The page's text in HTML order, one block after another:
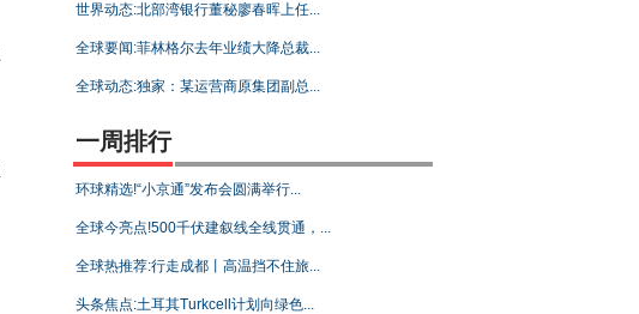
世界动态:北部湾银行董秘廖春晖上任...
全球要闻:菲林格尔去年业绩大降总裁...
全球动态:独家：某运营商原集团副总...
一周排行
环球精选!“小京通”发布会圆满举行...
全球今亮点!500千伏建叙线全线贯通，...
全球热推荐:行走成都丨高温挡不住旅...
头条焦点:土耳其Turkcell计划向绿色...